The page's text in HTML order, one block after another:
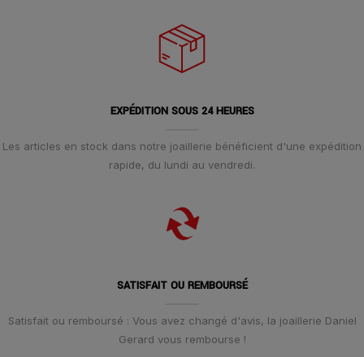
EXPÉDITION SOUS 24 HEURES
Les articles en stock dans notre joaillerie bénéficient d'une expédition
rapide, du lundi au vendredi.
SATISFAIT OU REMBOURSÉ
Satisfait ou remboursé : Vous avez changé d'avis, la joaillerie Daniel
Gerard vous rembourse !